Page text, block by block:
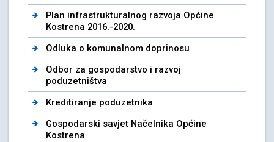
Plan infrastrukturalnog razvoja Općine
Kostrena 2016.-2020.
Odluka o komunalnom doprinosu
Odbor za gospodarstvo i razvoj
poduzetništva
Kreditiranje poduzetnika
Gospodarski savjet Načelnika Općine
Kostrena